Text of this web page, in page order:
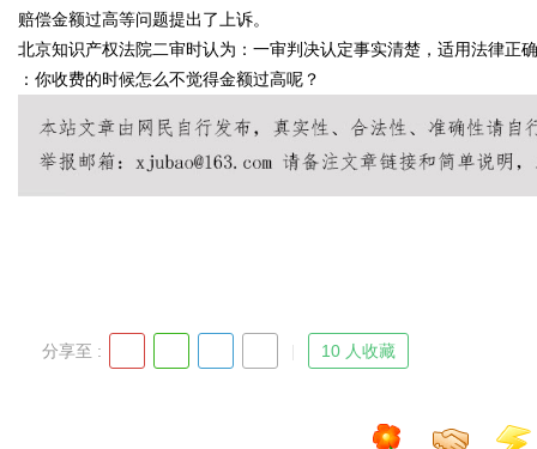
赔偿金额过高等问题提出了上诉。
北京知识产权法院二审时认为：一审判决认定事实清楚，适用法律正
：你收费的时候怎么不觉得金额过高呢？
分享至 : 10 人收藏